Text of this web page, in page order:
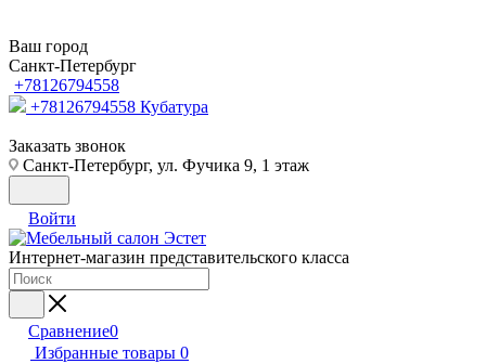
Ваш город
Санкт-Петербург
+78126794558
+78126794558 Кубатура
Заказать звонок
Санкт-Петербург, ул. Фучика 9, 1 этаж
Войти
Интернет-магазин представительского класса
Сравнение0
Избранные товары 0